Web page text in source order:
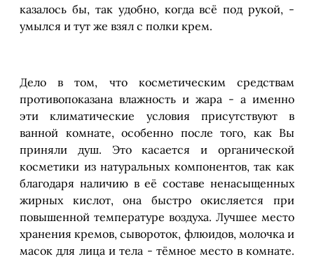
казалось бы, так удобно, когда всё под рукой, -
умылся и тут же взял с полки крем.
Дело в том, что косметическим средствам
противопоказана влажность и жара - а именно
эти климатические условия присутствуют в
ванной комнате, особенно после того, как Вы
приняли душ. Это касается и органической
косметики из натуральных компонентов, так как
благодаря наличию в её составе ненасыщенных
жирных кислот, она быстро окисляется при
повышенной температуре воздуха. Лучшее место
хранения кремов, сывороток, флюидов, молочка и
масок для лица и тела - тёмное место в комнате.